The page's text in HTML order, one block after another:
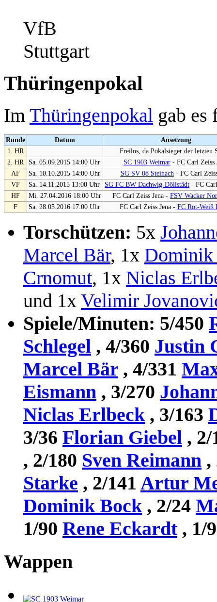
VfB
Stuttgart
Thüringenpokal
Im Thüringenpokal gab es
Runde Datum
Ansetzung
1. HR
Freilos, da Pokalsieger der letzten
2. HR
Sa. 05.09.2015 14:00 Uhr SC 1903 Weimar - FC Carl Zeiss
AF
Sa. 10.10.2015 14:00 Uhr SG SV 08 Steinach- FC Carl
VF
Sa. 14.11.2015 13:00 Uhr SG FC BW Dachwig-Döllstädt - FC
HF
Mi. 27.04.2016 18:00 Uhr FC Carl Zeiss Jena - FSV Wacker
F
Sa. 28.05.2016 17:00 Uhr FC Carl Zeiss Jena - FC Rot-Weiß
Torschützen: 5x
Marcel Bär, 1x
Crnomut, 1x Niclas
und 1x Velimir
Spiele/Minuten: 5/450
Schlegel , 4/360 Justin
Marcel Bär , 4/331
Eismann , 3/270
Niclas Erlbeck, 3/163
3/36 Florian Giebel ,
, 2/180 Sven Reimann ,
Starke , 2/141 Artur
Dominik Bock, 2/24
1/90 Rene Eckardt, 1/
Wappen